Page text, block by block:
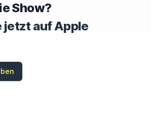
Show?
jetzt auf Apple